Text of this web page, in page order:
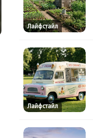
Лайфстайл
Лайфстайл